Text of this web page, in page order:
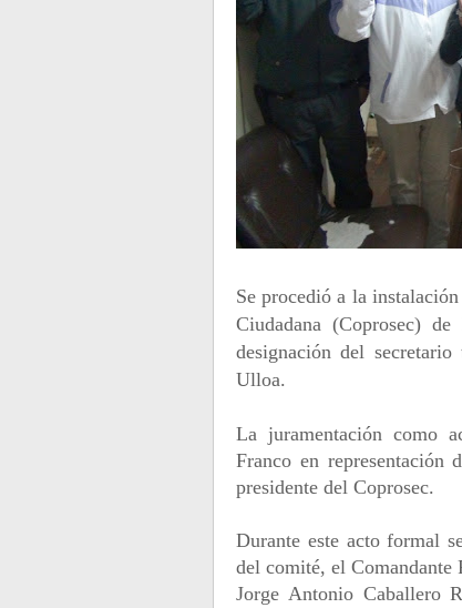
Se procedió a la
Ciudadana (Coprosec)
designación del
Ulloa.
La juramentación como
Franco en
presidente del Coprosec.
Durante este acto formal
del comité, el
Jorge Antonio Caballero